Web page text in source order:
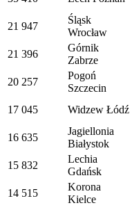
21 947
Śląsk
Wrocław
21 396
Górnik
Zabrze
20 257
Pogoń
Szczecin
17 045 Widzew Łódź
16 635
Jagiellonia
Białystok
15 832
Lechia
Gdańsk
14 515
Korona
Kielce